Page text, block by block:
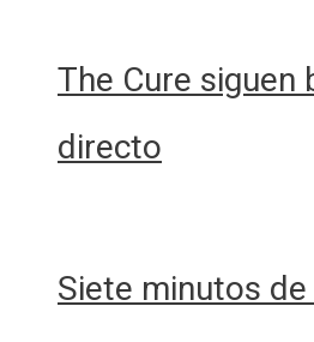
The Cure siguen
directo
Siete minutos de